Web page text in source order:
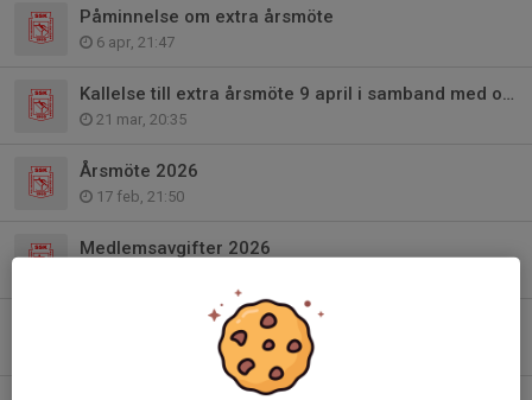
Påminnelse om extra årsmöte
6 apr, 21:47
Kallelse till extra årsmöte 9 april i samband med ordinarie styrelsemöte
21 mar, 20:35
Årsmöte 2026
17 feb, 21:50
Medlemsavgifter 2026
Vi har spår på fältet! Tack Björn R för kanonjobb!